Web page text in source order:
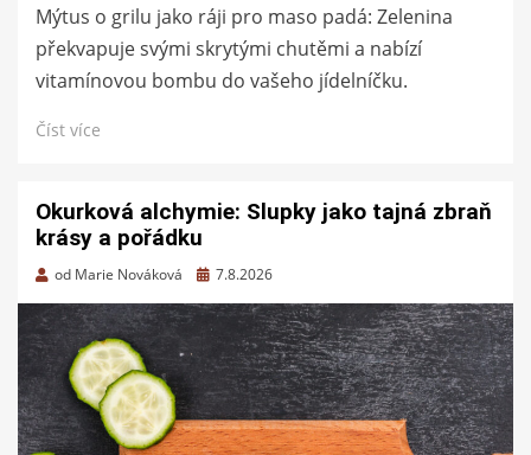
Mýtus o grilu jako ráji pro maso padá: Zelenina
překvapuje svými skrytými chutěmi a nabízí
vitamínovou bombu do vašeho jídelníčku.
Číst více
Okurková alchymie: Slupky jako tajná zbraň
krásy a pořádku
od Marie Nováková
Zveřejněno
7.8.2026